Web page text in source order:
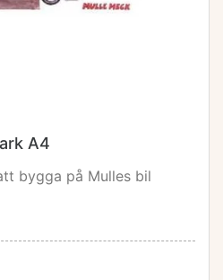
A4
bygga på Mulles bil